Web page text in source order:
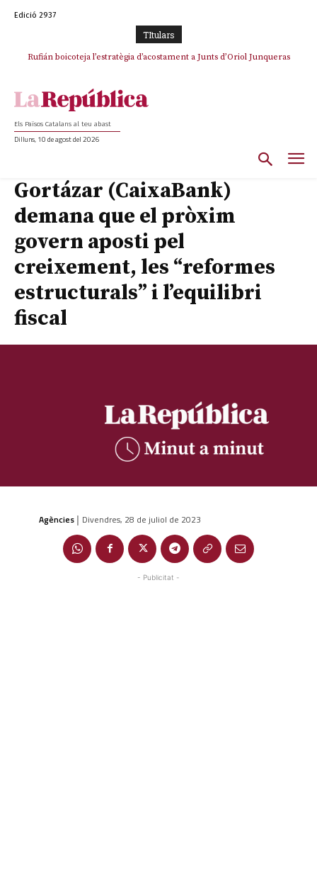
Edició 2937
TItulars
Rufián boicoteja l’estratègia d’acostament a Junts d’Oriol Junqueras
Rufián dinamita la unitat independentista amb un atac frontal al retorn
Els Països Catalans al teu abast
Dilluns, 10 de agost del 2026
Gortázar (CaixaBank)
demana que el pròxim
govern aposti pel
creixement, les “reformes
estructurals” i l’equilibri
fiscal
Agències | Divendres, 28 de juliol de 2023
- Publicitat -